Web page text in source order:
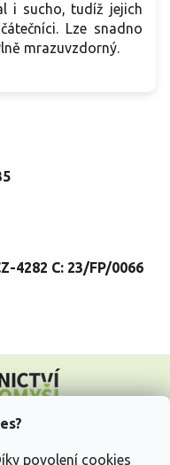
povolení cookies
i sucho, tudíž jejich
Lze snadno
mrazuvzdorný.
4282 C: 23/FP/0066